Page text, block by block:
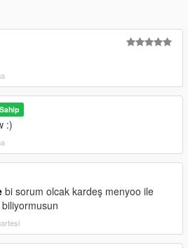
Sahip
:)
bi sorum olcak kardeş menyoo ile